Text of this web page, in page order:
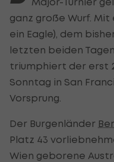
ganz große Wurf. Mit
ein Eagle), dem
letzten beiden
triumphiert der erst
Sonntag in San
Vorsprung.
Der Burgenländer
Platz 43
Wien geborene